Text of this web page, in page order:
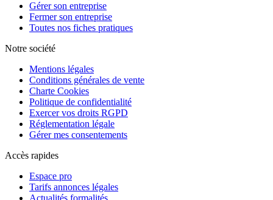
Gérer son entreprise
Fermer son entreprise
Toutes nos fiches pratiques
Notre société
Mentions légales
Conditions générales de vente
Charte Cookies
Politique de confidentialité
Exercer vos droits RGPD
Réglementation légale
Gérer mes consentements
Accès rapides
Espace pro
Tarifs annonces légales
Actualités formalités